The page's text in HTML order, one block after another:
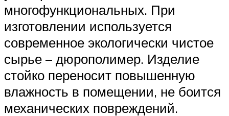
многофункциональных. При
изготовлении используется
современное экологически чистое
сырье – дюрополимер. Изделие
стойко переносит повышенную
влажность в помещении, не боится
механических повреждений.